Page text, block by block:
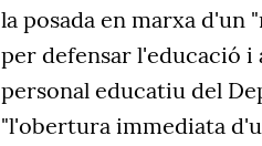
la posada en marxa
per defensar l'educació
personal educatiu del
"l'obertura immediata